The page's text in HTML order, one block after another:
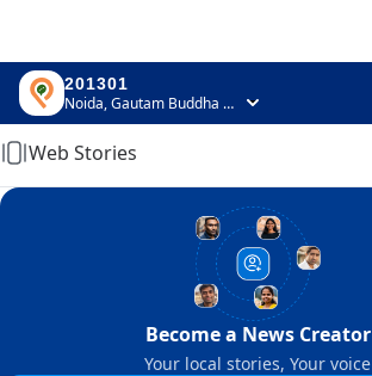
201301
Noida, Gautam Buddha Nagar, Uttar Pradesh
Home
Web Stories
Become a News Creator
Your local stories, Your voice